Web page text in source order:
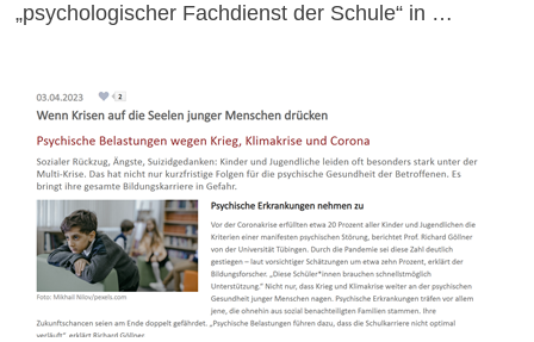
„psychologischer Fachdienst der Schule“ in …